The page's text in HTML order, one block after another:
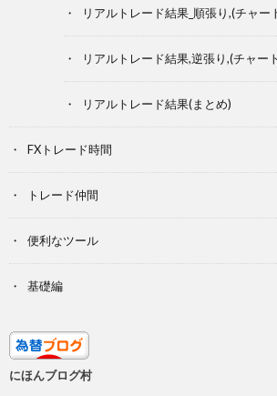
リアルトレード結果_順張り,(チャー
リアルトレード結果,逆張り,(チャー
リアルトレード結果(まとめ)
FXトレード時間
トレード仲間
便利なツール
基礎編
にほんブログ村